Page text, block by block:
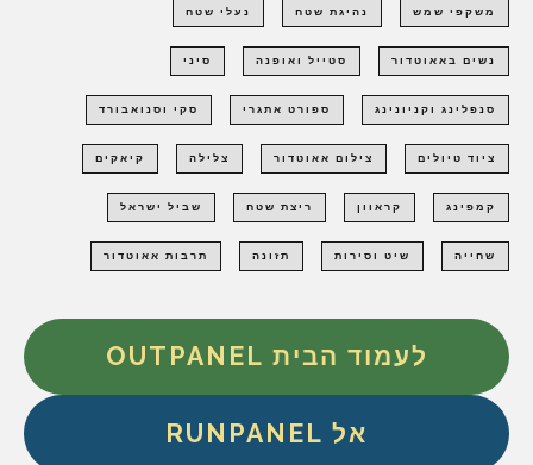
משקפי שמש נהיגת שטח נעלי שטח
נשים באאוטדור סטייל ואופנה סיני
סנפלינג וקניונינג ספורט אתגרי סקי וסנואבורד
ציוד טיולים צילום אאוטדור צלילה קיאקים
קמפינג קראוון ריצת שטח שביל ישראל
שחייה שיט וסירות תזונה תרבות אאוטדור
לעמוד הבית OUTPANEL
אל RUNPANEL